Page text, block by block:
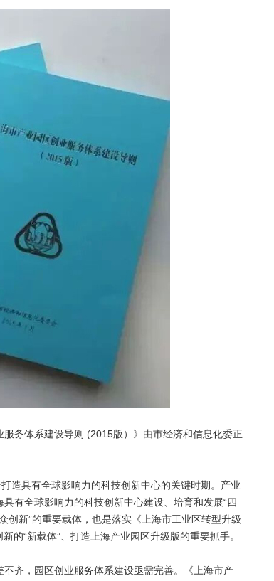
务体系建设导则 (2015版）》由市经济和信息化委正
造具有全球影响力的科技创新中心的关键时期。产业
有全球影响力的科技创新中心建设、培育和发展“四
创新”的重要载体，也是落实《上海市工业区转型升级
的“新载体”、打造上海产业园区升级版的重要抓手。
齐，园区创业服务体系建设亟需完善。《上海市产